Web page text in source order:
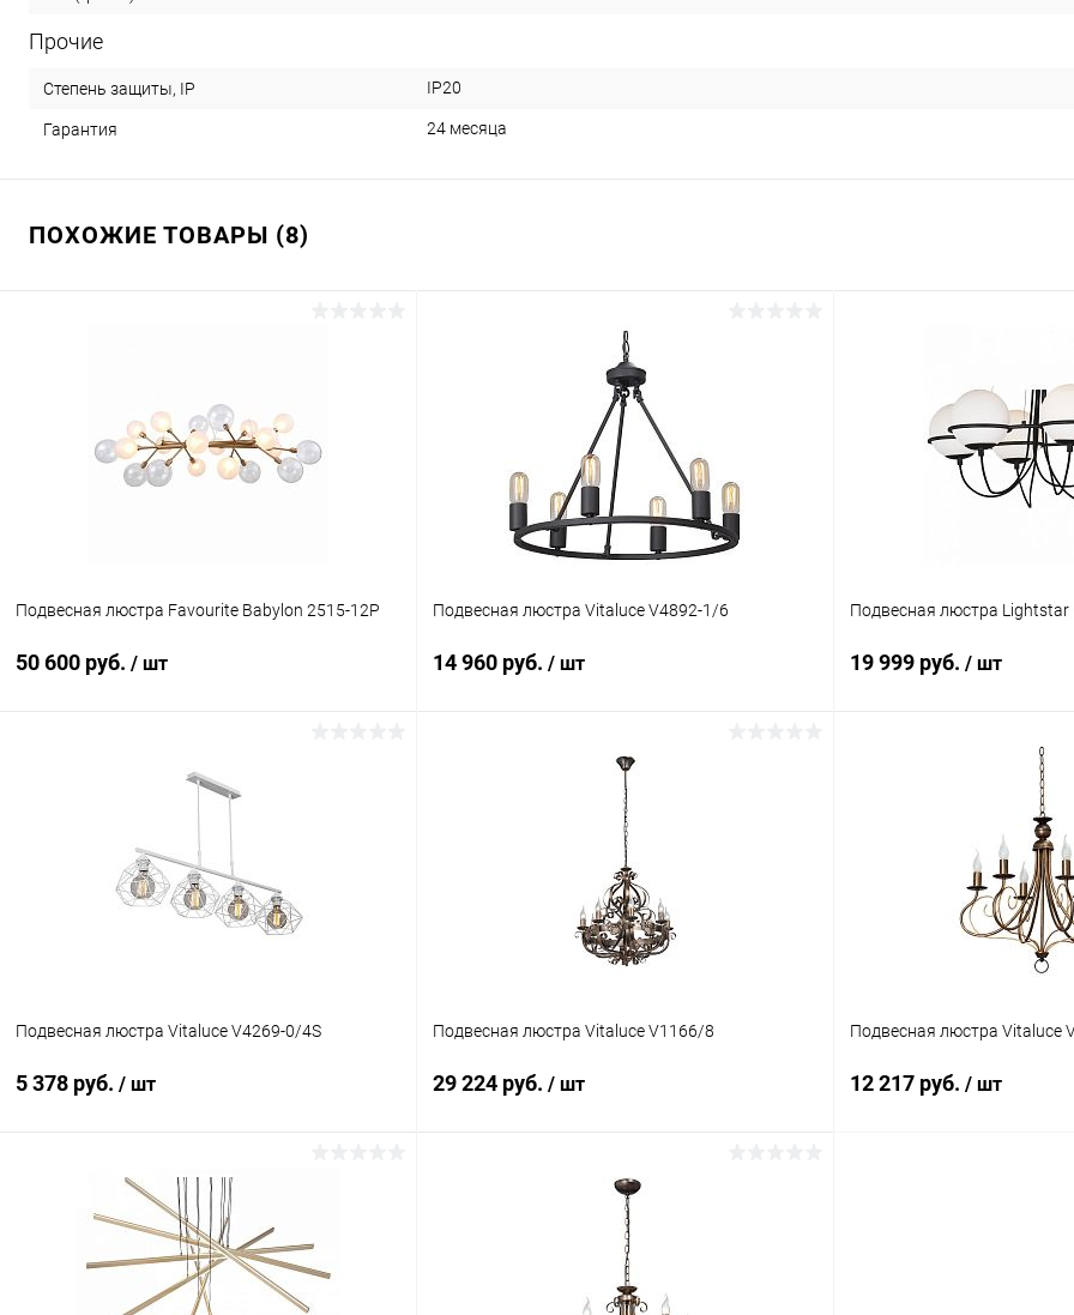
Прочие
Степень защиты, IP IP20
Гарантия 24 месяца
ПОХОЖИЕ ТОВАРЫ (8)
Подвесная люстра Favourite Babylon 2515-12P
50 600 руб. / шт
В избранное
Подвесная люстра Vitaluce V4892-1/6
14 960 руб. / шт
В корзину
Подвесная люстра Lightstar
19 999 руб. / шт
В
Подвесная люстра Vitaluce V4269-0/4S
5 378 руб. / шт
В корзину
Сравнение
В наличии
Подвесная люстра Vitaluce V1166/8
29 224 руб. / шт
В корзину
Подвесная люстра Vitaluce
12 217 руб. / шт